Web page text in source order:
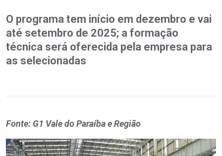
O programa tem início em dezembro e vai
até setembro de 2025; a formação
técnica será oferecida pela empresa para
as selecionadas
Fonte: G1 Vale do Paraíba e Região